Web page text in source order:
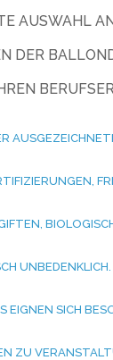
AUSWAHL
DER
EIGNEN SICH
ZU